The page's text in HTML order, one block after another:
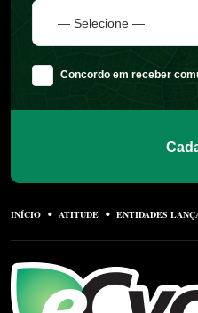
Concordo em receber
INÍCIO ATITUDE ENTIDADES